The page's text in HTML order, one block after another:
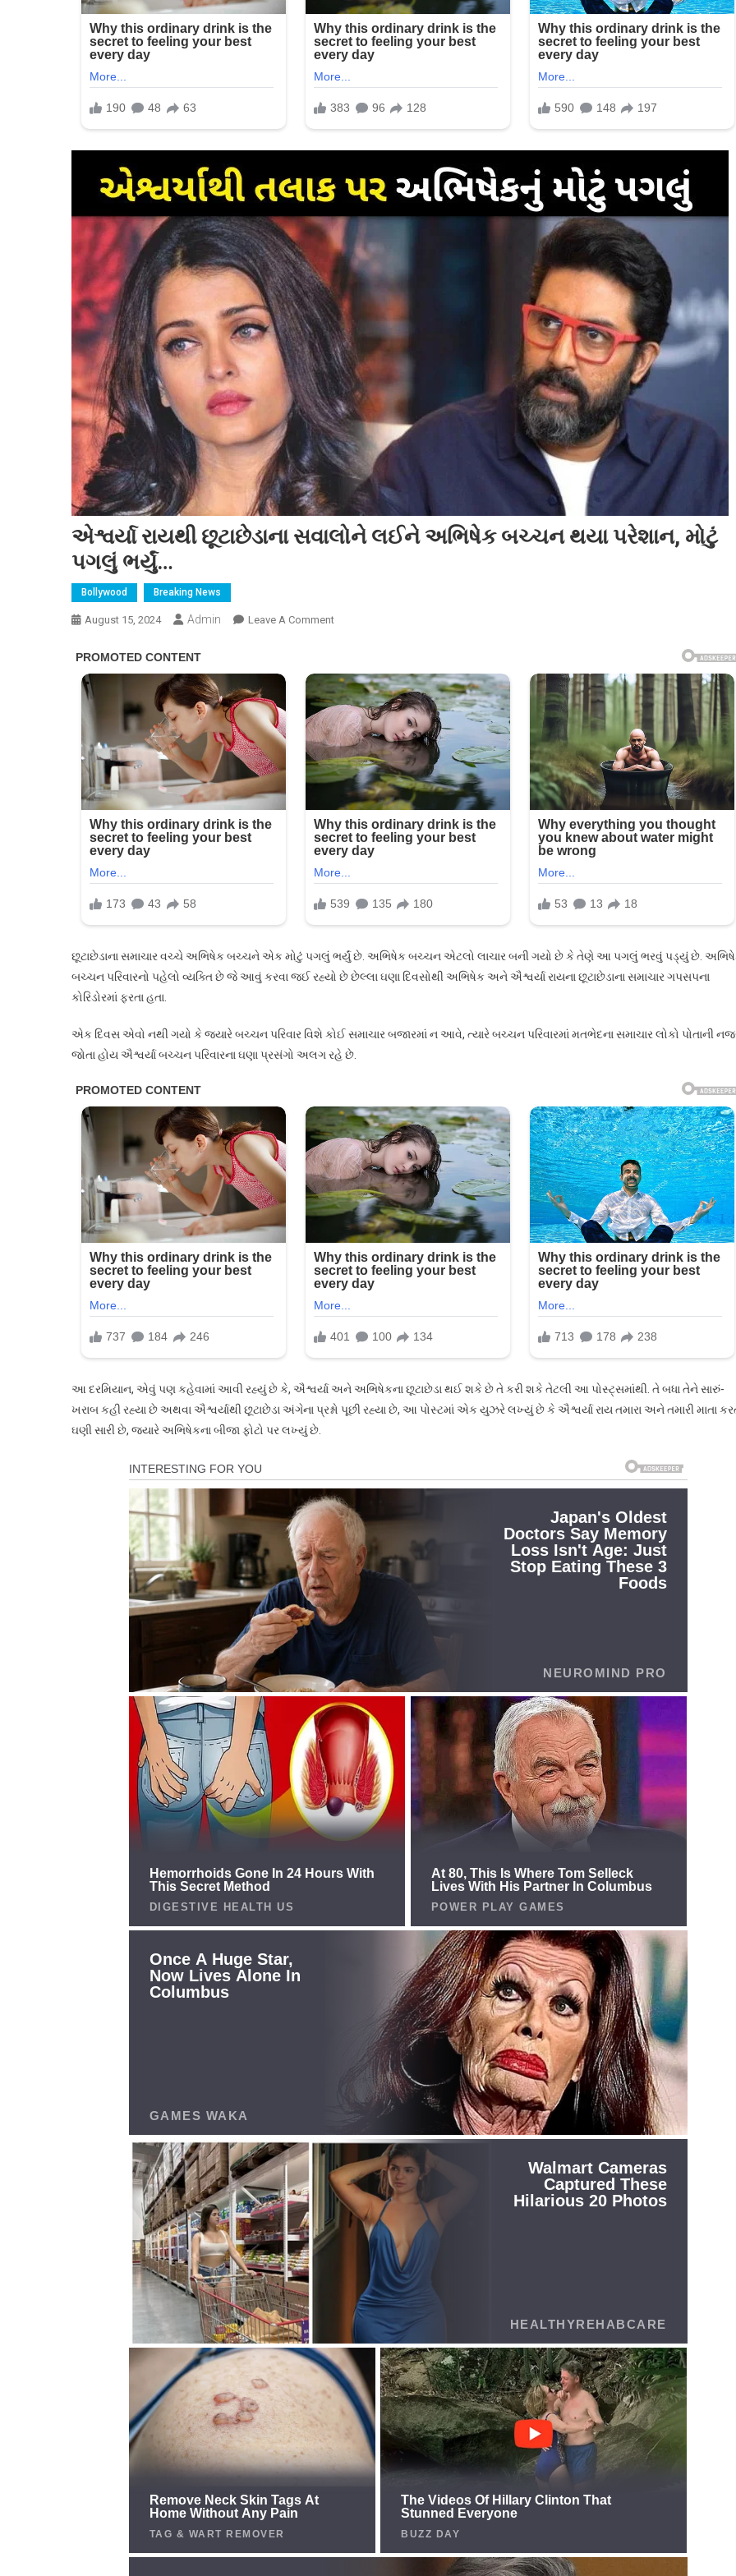
એશ્વર્યા રાયથી છૂટાછેડાના સવાલોને લઈને અભિષેક બચ્ચન થયા પરેશાન, મોટું
પગલું ભર્યું…
Bollywood Breaking News
August 15, 2024 Admin Leave A CommentOn
છૂટાછેડાના
સવાલોને
લઈને
અભિષેક
બચ્ચન
થયા
પરેશાન,
મોટું
પગલું
ભર્યું…
છૂટાછેડાના સમાચાર વચ્ચે અભિષેક બચ્ચને એક મોટું પગલું ભર્યું છે. અભિષેક બચ્ચન એટલો લાચાર બની ગયો છે કે તેણે આ પગલું ભરવું પડ્યું છે.
બચ્ચન પરિવારનો પહેલો વ્યક્તિ છે જે આવું કરવા જઈ રહ્યો છે છેલ્લા ઘણા દિવસોથી અભિષેક અને ઐશ્વર્યા રાયના છૂટાછેડાના સમાચાર ગપસપના
કોરિડોરમાં ફરતા હતા.
એક દિવસ એવો નથી ગયો કે જ્યારે બચ્ચન પરિવાર વિશે કોઈ સમાચાર બજારમાં ન આવે, ત્યારે બચ્ચન પરિવારમાં મતભેદના સમાચાર લોકો પોતાની
જોતા હોય ઐશ્વર્યા બચ્ચન પરિવારના ઘણા પ્રસંગો અલગ રહે છે.
આ દરમિયાન, એવું પણ કહેવામાં આવી રહ્યું છે કે, ઐશ્વર્યા અને અભિષેકના છૂટાછેડા થઈ શકે છે તે કરી શકે તેટલી આ પોસ્ટ્સમાંથી. તે બધા તેને સારું-
ખરાબ કહી રહ્યા છે અથવા ઐશ્વર્યાથી છૂટાછેડા અંગેના પ્રશ્નો પૂછી રહ્યા છે, આ પોસ્ટમાં એક યુઝરે લખ્યું છે કે ઐશ્વર્યા રાય તમારા અને તમારી માતા
ઘણી સારી છે, જ્યારે અભિષેકના બીજા ફોટો પર લખ્યું છે.